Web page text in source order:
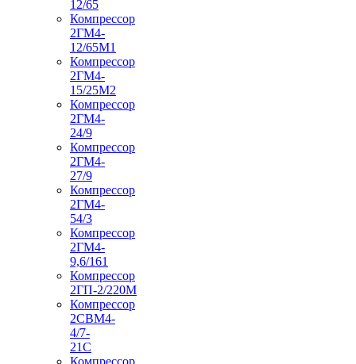
12/65
Компрессор
2ГМ4-
12/65М1
Компрессор
2ГМ4-
15/25М2
Компрессор
2ГМ4-
24/9
Компрессор
2ГМ4-
27/9
Компрессор
2ГМ4-
54/3
Компрессор
2ГМ4-
9,6/161
Компрессор
2ГП-2/220М
Компрессор
2СВМ4-
4/7-
21С
Компрессор